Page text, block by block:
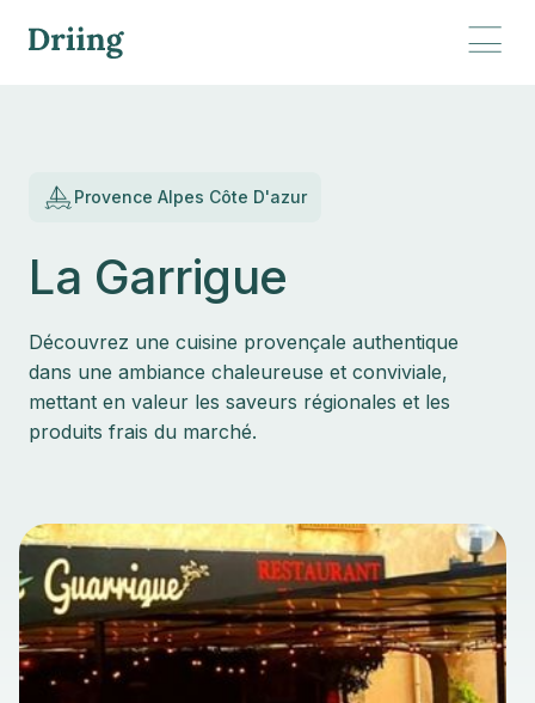
Provence Alpes Côte D'azur
La Garrigue
Découvrez une cuisine provençale authentique
dans une ambiance chaleureuse et conviviale,
mettant en valeur les saveurs régionales et les
produits frais du marché.